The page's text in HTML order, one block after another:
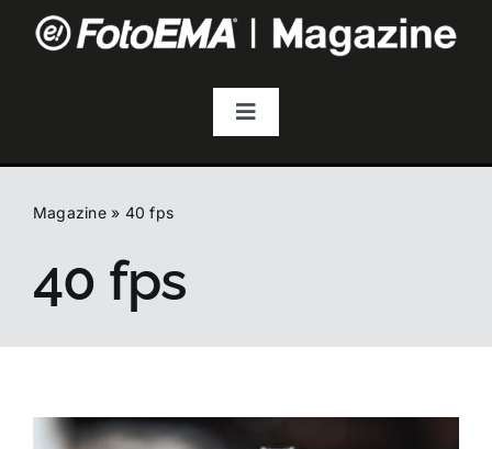
Toggle
Fotografia
Audio
Magazine» 40 fps
40 fps